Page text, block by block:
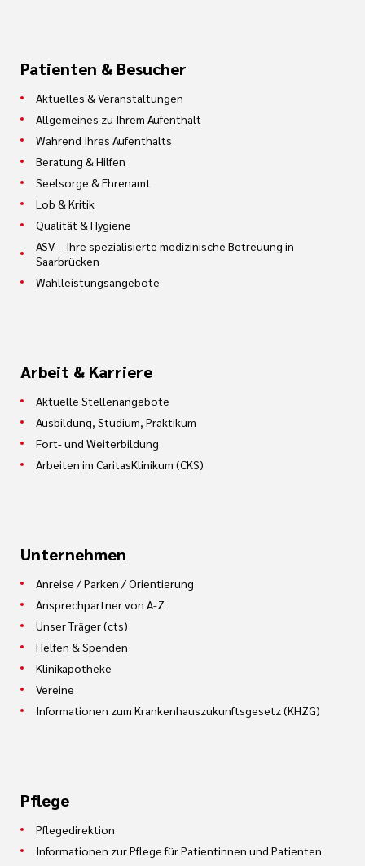
Patienten & Besucher
Aktuelles & Veranstaltungen
Allgemeines zu Ihrem Aufenthalt
Während Ihres Aufenthalts
Beratung & Hilfen
Seelsorge & Ehrenamt
Lob & Kritik
Qualität & Hygiene
ASV – Ihre spezialisierte medizinische Betreuung in
Saarbrücken
Wahlleistungsangebote
Arbeit & Karriere
Aktuelle Stellenangebote
Ausbildung, Studium, Praktikum
Fort- und Weiterbildung
Arbeiten im CaritasKlinikum (CKS)
Unternehmen
Anreise / Parken / Orientierung
Ansprechpartner von A-Z
Unser Träger (cts)
Helfen & Spenden
Klinikapotheke
Vereine
Informationen zum Krankenhauszukunftsgesetz (KHZG)
Pflege
Pflegedirektion
Informationen zur Pflege für Patientinnen und Patienten